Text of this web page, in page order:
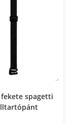
fekete spagetti